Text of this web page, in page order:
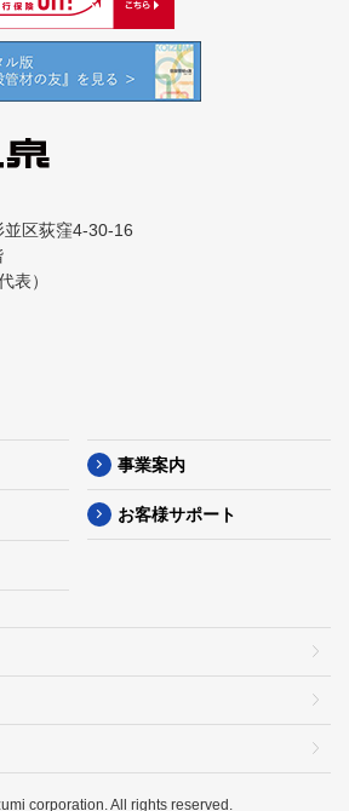
並区荻窪4-30-16
表）
事業案内
お客様サポート
corporation. All rights reserved.